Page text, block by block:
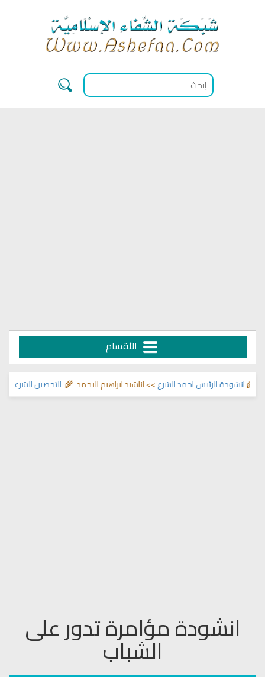
الأقسام
التحصين الشرعي انشودة الرئيس احمد الشرع>> اناشيد ابراهيم الاحمد 🌾
انشودة مؤامرة تدور على
الشباب